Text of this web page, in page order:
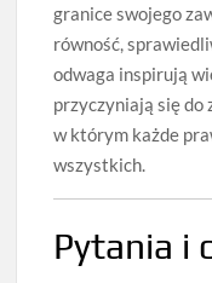
granice swojego
równość,
odwaga inspirują
przyczyniają się do
w którym każde
wszystkich.
Pytania i